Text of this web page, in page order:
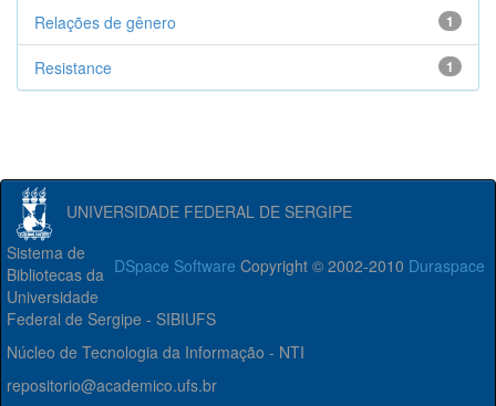
1
Relações de gênero
1
Resistance
UNIVERSIDADE FEDERAL DE SERGIPE
DSpace Software Copyright © 2002-2010 Duraspace
Sistema de
Bibliotecas da
Universidade
Federal de Sergipe - SIBIUFS
Núcleo de Tecnologia da Informação - NTI
repositorio@academico.ufs.br